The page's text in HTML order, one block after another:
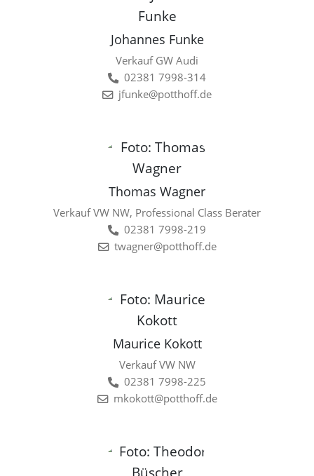
Johannes Funke
Verkauf GW Audi
02381 7998-314
jfunke@potthoff.de
Thomas Wagner
Verkauf VW NW, Professional Class Berater
02381 7998-219
twagner@potthoff.de
Maurice Kokott
Verkauf VW NW
02381 7998-225
mkokott@potthoff.de